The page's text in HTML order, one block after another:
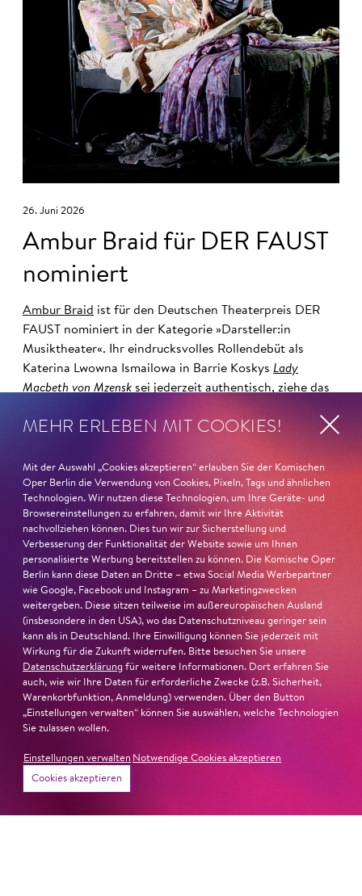
26. Juni 2026
Ambur Braid für DER FAUST
nominiert
Ambur Braid ist für den Deutschen Theaterpreis DER
FAUST nominiert in der Kategorie »Darsteller:in
Musiktheater«. Ihr eindrucksvolles Rollendebüt als
Katerina Lwowna Ismailowa in Barrie Koskys Lady
Macbeth von Mzensk sei jederzeit authentisch, ziehe das
Mitleiden heraus – niemand im Saal bliebe teilnahmslos
und ihre starke Bühnenpräsenz:
»In dem überwältigenden Farbenreichtum ihres Spiels
sind Auflehnung und Verletzlichkeit ebenso nachfühlbar
wie die verzweifelte Einsamkeit ihrer Figur.« Jury-
Begründung
MEHR ERLEBEN MIT COOKIES!
Mit der Auswahl „Cookies akzeptieren“ erlauben Sie der Komischen
Oper Berlin die Verwendung von Cookies, Pixeln, Tags und ähnlichen
Technologien. Wir nutzen diese Technologien, um Ihre Geräte- und
Browsereinstellungen zu erfahren, damit wir Ihre Aktivität
nachvollziehen können. Dies tun wir zur Sicherstellung und
Verbesserung der Funktionalität der Website sowie um Ihnen
personalisierte Werbung bereitstellen zu können. Die Komische Oper
Berlin kann diese Daten an Dritte – etwa Social Media Werbepartner
wie Google, Facebook und Instagram – zu Marketingzwecken
weitergeben. Diese sitzen teilweise im außereuropäischen Ausland
(insbesondere in den USA), wo das Datenschutzniveau geringer sein
kann als in Deutschland. Ihre Einwilligung können Sie jederzeit mit
Wirkung für die Zukunft widerrufen. Bitte besuchen Sie unsere
Datenschutzerklärung für weitere Informationen. Dort erfahren Sie
auch, wie wir Ihre Daten für erforderliche Zwecke (z.B. Sicherheit,
Warenkorbfunktion, Anmeldung) verwenden. Über den Button
„Einstellungen verwalten“ können Sie auswählen, welche Technologien
Sie zulassen wollen.
Einstellungen verwalten Notwendige Cookies akzeptieren
Cookies akzeptieren